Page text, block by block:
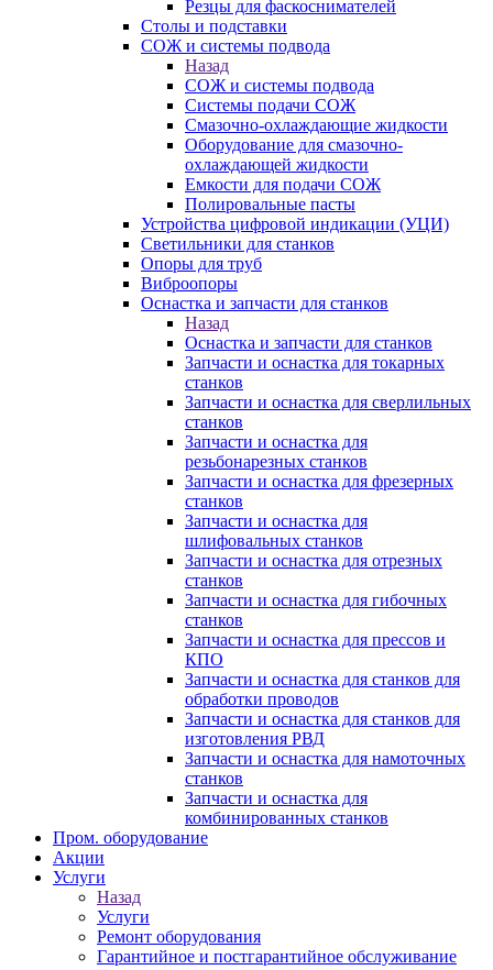
Резцы для фаскоснимателей
Столы и подставки
СОЖ и системы подвода
Назад
СОЖ и системы подвода
Системы подачи СОЖ
Смазочно-охлаждающие жидкости
Оборудование для смазочно-
охлаждающей жидкости
Емкости для подачи СОЖ
Полировальные пасты
Устройства цифровой индикации (УЦИ)
Светильники для станков
Опоры для труб
Виброопоры
Оснастка и запчасти для станков
Назад
Оснастка и запчасти для станков
Запчасти и оснастка для токарных
станков
Запчасти и оснастка для сверлильных
станков
Запчасти и оснастка для
резьбонарезных станков
Запчасти и оснастка для фрезерных
станков
Запчасти и оснастка для
шлифовальных станков
Запчасти и оснастка для отрезных
станков
Запчасти и оснастка для гибочных
станков
Запчасти и оснастка для прессов и
КПО
Запчасти и оснастка для станков для
обработки проводов
Запчасти и оснастка для станков для
изготовления РВД
Запчасти и оснастка для намоточных
станков
Запчасти и оснастка для
комбинированных станков
Пром. оборудование
Акции
Услуги
Назад
Услуги
Ремонт оборудования
Гарантийное и постгарантийное обслуживание